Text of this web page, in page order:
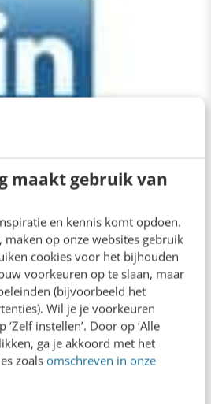
maakt gebruik van
en kennis komt opdoen.
op onze websites gebruik
cookies voor het bijhouden
voorkeuren op te slaan, maar
(bijvoorbeeld het
Wil je je voorkeuren
instellen’. Door op ‘Alle
ga je akkoord met het
zoals omschreven in onze
advertentie? Nu ook
site Linkedin doet een
nieuwe ‘social ads’. Zonder
netwerkers het weten,
geleden